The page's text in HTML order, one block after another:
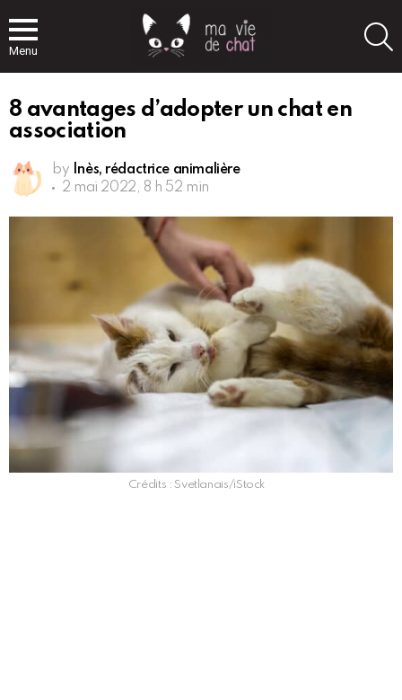
Menu
8 avantages d’adopter un chat en
association
by Inès, rédactrice animalière
2 mai 2022, 8 h 52 min
Crédits : Svetlanais/iStock